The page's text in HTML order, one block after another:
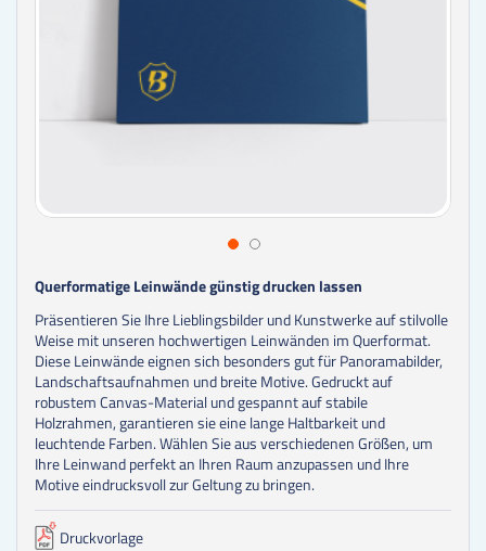
Querformatige Leinwände günstig drucken lassen
Präsentieren Sie Ihre Lieblingsbilder und Kunstwerke auf stilvolle
Weise mit unseren hochwertigen Leinwänden im Querformat.
Diese Leinwände eignen sich besonders gut für Panoramabilder,
Landschaftsaufnahmen und breite Motive. Gedruckt auf
robustem Canvas-Material und gespannt auf stabile
Holzrahmen, garantieren sie eine lange Haltbarkeit und
leuchtende Farben. Wählen Sie aus verschiedenen Größen, um
Ihre Leinwand perfekt an Ihren Raum anzupassen und Ihre
Motive eindrucksvoll zur Geltung zu bringen.
Druckvorlage